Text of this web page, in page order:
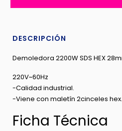
TOTAL-
cantidad
DESCRIPCIÓN
Demoledora 2200W SDS HEX
220V~60Hz
-Calidad industrial.
-Viene con maletín 2cinceles
Ficha Técnica